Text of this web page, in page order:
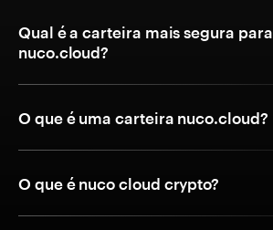
Qual é a carteira mais segura para
nuco.cloud?
O que é uma carteira nuco.cloud?
O que é nuco cloud crypto?